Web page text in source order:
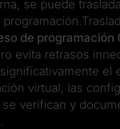
se puede
de programación
evita retrasos
el
virtual, las
verifican y